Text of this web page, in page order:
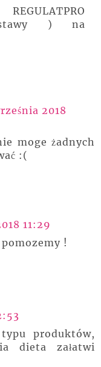
) na
2018
moge żadnych
:(
11:29
!
produktów,
dieta załatwi